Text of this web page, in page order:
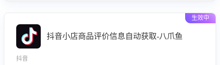
生效中
抖音小店商品评价信息自动获取-八爪鱼
抖音